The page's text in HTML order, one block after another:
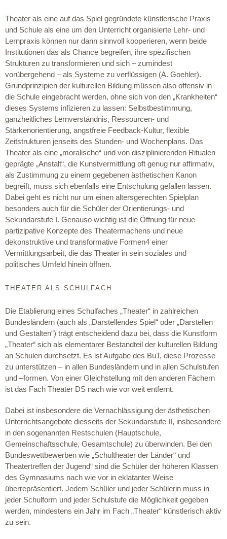
Theater als eine auf das Spiel gegründete künstlerische Praxis
und Schule als eine um den Unterricht organisierte Lehr- und
Lernpraxis können nur dann sinnvoll kooperieren, wenn beide
Institutionen das als Chance begreifen, ihre spezifischen
Strukturen zu transformieren und sich – zumindest
vorübergehend – als Systeme zu verflüssigen (A. Goehler).
Grundprinzipien der kulturellen Bildung müssen also offensiv in
die Schule eingebracht werden, ohne sich von den „Krankheiten“
dieses Systems infizieren zu lassen: Selbstbestimmung,
ganzheitliches Lernverständnis, Ressourcen- und
Stärkenorientierung, angstfreie Feedback-Kultur, flexible
Zeitstrukturen jenseits des Stunden- und Wochenplans. Das
Theater als eine „moralische“ und von disziplinierenden Ritualen
geprägte „Anstalt“, die Kunstvermittlung oft genug nur affirmativ,
als Zustimmung zu einem gegebenen ästhetischen Kanon
begreift, muss sich ebenfalls eine Entschulung gefallen lassen.
Dabei geht es nicht nur um einen altersgerechten Spielplan
besonders auch für die Schüler der Orientierungs- und
Sekundarstufe I. Genauso wichtig ist die Öffnung für neue
partizipative Konzepte des Theatermachens und neue
dekonstruktive und transformative Formen4 einer
Vermittlungsarbeit, die das Theater in sein soziales und
politisches Umfeld hinein öffnen.
THEATER ALS SCHULFACH
Die Etablierung eines Schulfaches „Theater“ in zahlreichen
Bundesländern (auch als „Darstellendes Spiel“ oder „Darstellen
und Gestalten“) trägt entscheidend dazu bei, dass die Kunstform
„Theater“ sich als elementarer Bestandteil der kulturellen Bildung
an Schulen durchsetzt. Es ist Aufgabe des BuT, diese Prozesse
zu unterstützen – in allen Bundesländern und in allen Schulstufen
und –formen. Von einer Gleichstellung mit den anderen Fächern
ist das Fach Theater DS nach wie vor weit entfernt.
Dabei ist insbesondere die Vernachlässigung der ästhetischen
Unterrichtsangebote diesseits der Sekundarstufe II, insbesondere
in den sogenannten Restschulen (Hauptschule,
Gemeinschaftsschule, Gesamtschule) zu überwinden. Bei den
Bundeswettbewerben wie „Schultheater der Länder“ und
Theatertreffen der Jugend“ sind die Schüler der höheren Klassen
des Gymnasiums nach wie vor in eklatanter Weise
überrepräsentiert. Jedem Schüler und jeder Schülerin muss in
jeder Schulform und jeder Schulstufe die Möglichkeit gegeben
werden, mindestens ein Jahr im Fach „Theater“ künstlerisch aktiv
zu sein.